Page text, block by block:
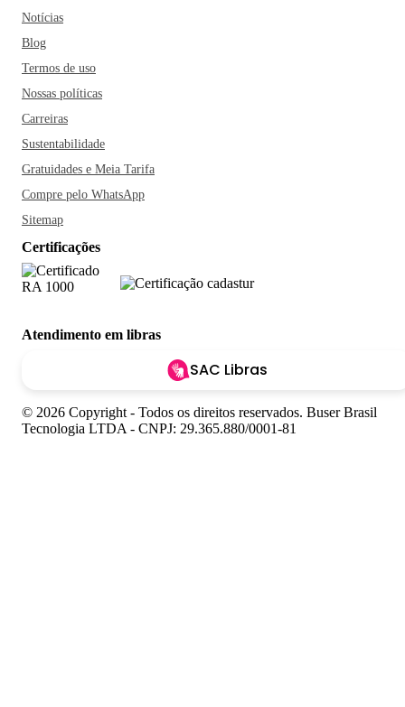
Notícias
Blog
Termos de uso
Nossas políticas
Carreiras
Sustentabilidade
Gratuidades e Meia Tarifa
Compre pelo WhatsApp
Sitemap
Certificações
Atendimento em libras
SAC Libras
© 2026 Copyright - Todos os direitos reservados. Buser Brasil
Tecnologia LTDA - CNPJ: 29.365.880/0001-81